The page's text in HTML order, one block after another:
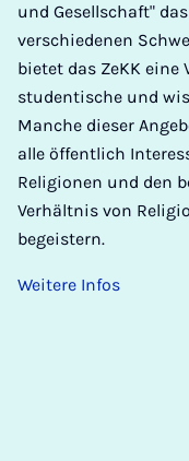
und Gesellschaft"
verschiedenen
bietet das ZeKK eine
studentische und
Manche dieser
alle öffentlich
Religionen und den
Verhältnis von
begeistern.
Weitere Infos